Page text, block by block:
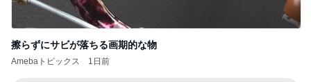
擦らずにサビが落ちる画期的な物
Amebaトピックス 1日前